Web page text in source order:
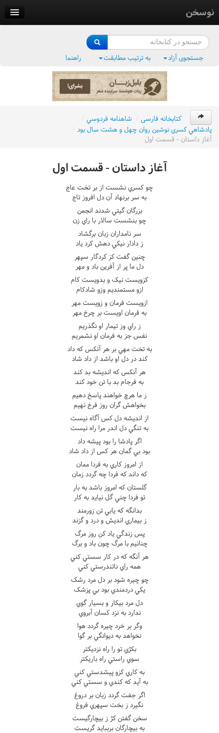
نوسخن
فرهنگ واژگان
جستجوی آزاد به ترتیب مطابقت راهنما
کتابخانه فارسی / شاهنامه فردوسي /
پادشاهي کسري نوشين روان چهل و هشت سال بود /
آغاز داستان - قسمت اول
آغاز داستان - قسمت اول
چو کسري نشست از بر تخت عاج
به سر برنهاد آن دل افروز تاج
بزرگان گيتي شدند انجمن
چو بنشست سالار با راي زن
سر نامداران زبان برگشاد
ز دادار نيکي دهش کرد ياد
چنين گفت کز کردگار سپهر
دل ما پر از آفرين باد و مهر
کزويست نيک و بدويست کام
ازو مستمنديم وزو شادکام
ازويست فرمان و زويست مهر
به فرمان اويست بر چرخ مهر
ز راي وز تيمار او نگذريم
نفس جز به فرمان او نشمريم
به تخت مهي بر هر آنکس که داد
کند در دل او باشد از داد شاد
هر آنکس که انديشه بد کند
به فرجام بد با تن خود کند
ز ما هرچ خواهند پاسخ دهيم
بخواهش گران روز فرخ نهيم
از انديشه دل کس آگاه نيست
به تنگي دل اندر مرا راه نيست
اگر پادشا را بود پيشه داد
بود بي گمان هر کس از داد شاد
از امروز کاري به فردا ممان
که داند که فردا چه گردد زمان
گلستان که امروز باشد به بار
تو فردا چني گل نيايد به کار
بدانگه که يابي تن زورمند
ز بيماري انديش و درد و گزند
پس زندگي ياد کن روز مرگ
چنانيم با مرگ چون باد و برگ
هر آنگه که در کار سستي کني
همه راي ناتندرستي کني
چو چيره شود بر دل مرد رشک
يکي دردمندي بود بي پزشک
دل مرد بيکار و بسيار گوي
ندارد به نزد کسان آبروي
وگر بر خرد چيره گردد هوا
نخواهد به ديوانگي بر گوا
بکژي تو را راه نزديکتر
سوي راستي راه باريکتر
به کاري کزو پيشدستي کني
به آيد که کندي و سستي کني
اگر جفت گردد زبان بر دروغ
نگيرد ز بخت سپهري فروغ
سخن گفتن کژ ز بيچارگيست
به بيچارگان برببايد گريست